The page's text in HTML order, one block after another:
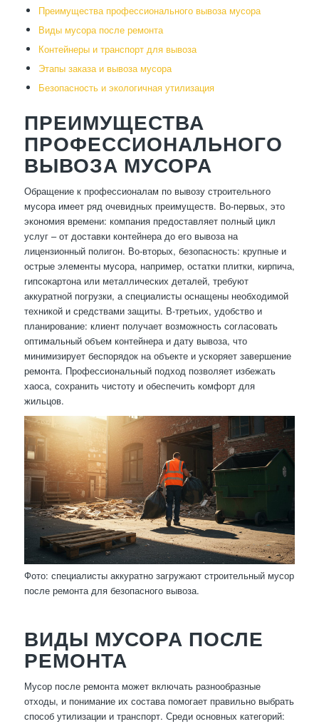
Преимущества профессионального вывоза мусора
Виды мусора после ремонта
Контейнеры и транспорт для вывоза
Этапы заказа и вывоза мусора
Безопасность и экологичная утилизация
ПРЕИМУЩЕСТВА
ПРОФЕССИОНАЛЬНОГО
ВЫВОЗА МУСОРА
Обращение к профессионалам по вывозу строительного
мусора имеет ряд очевидных преимуществ. Во-первых, это
экономия времени: компания предоставляет полный цикл
услуг – от доставки контейнера до его вывоза на
лицензионный полигон. Во-вторых, безопасность: крупные и
острые элементы мусора, например, остатки плитки, кирпича,
гипсокартона или металлических деталей, требуют
аккуратной погрузки, а специалисты оснащены необходимой
техникой и средствами защиты. В-третьих, удобство и
планирование: клиент получает возможность согласовать
оптимальный объем контейнера и дату вывоза, что
минимизирует беспорядок на объекте и ускоряет завершение
ремонта. Профессиональный подход позволяет избежать
хаоса, сохранить чистоту и обеспечить комфорт для
жильцов.
Фото: специалисты аккуратно загружают строительный мусор
после ремонта для безопасного вывоза.
ВИДЫ МУСОРА ПОСЛЕ
РЕМОНТА
Мусор после ремонта может включать разнообразные
отходы, и понимание их состава помогает правильно выбрать
способ утилизации и транспорт. Среди основных категорий: